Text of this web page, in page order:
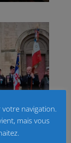
navigation.
mais vous